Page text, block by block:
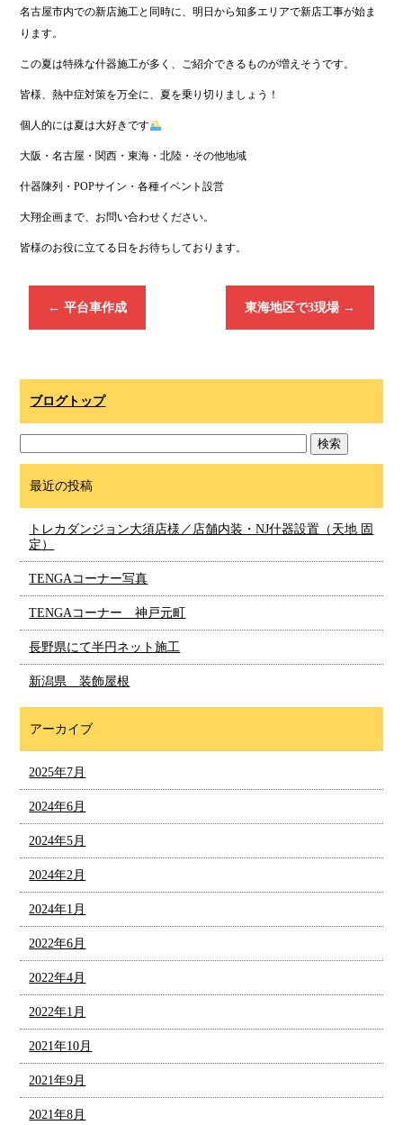
名古屋市内での新店施工と同時に、明日から知多エリアで新店工事が始ま
ります。
この夏は特殊な什器施工が多く、ご紹介できるものが増えそうです。
皆様、熱中症対策を万全に、夏を乗り切りましょう！
個人的には夏は大好きです
大阪・名古屋・関西・東海・北陸・その他地域
什器陳列・POPサイン・各種イベント設営
大翔企画まで、お問い合わせください。
皆様のお役に立てる日をお待ちしております。
← 平台車作成 東海地区で3現場 →
ブログトップ
最近の投稿
トレカダンジョン大須店様／店舗内装・NJ什器設置（天地 固
定）
TENGAコーナー写真
TENGAコーナー 神戸元町
長野県にて半円ネット施工
新潟県 装飾屋根
アーカイブ
2025年7月
2024年6月
2024年5月
2024年2月
2024年1月
2022年6月
2022年4月
2022年1月
2021年10月
2021年9月
2021年8月